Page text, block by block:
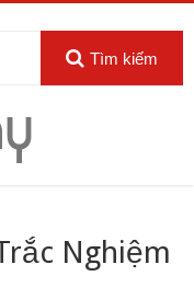
Tìm kiếm
Nghiệm